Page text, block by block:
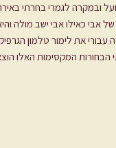
ובמקרה לגמרי בחרתי
של אבי כאילו אבי ישב מולה
עבורי את לימור טלמון
הבחורות המקסימות האלו